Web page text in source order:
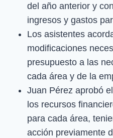
del año anterior y
ingresos y gastos
Los asistentes
modificaciones
presupuesto a las
cada área y de la
Juan Pérez aprobó
los recursos
para cada área,
acción previamente